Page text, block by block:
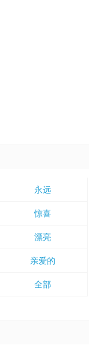
永远
惊喜
漂亮
亲爱的
全部